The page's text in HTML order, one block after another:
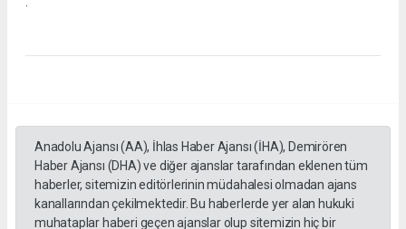
Anadolu Ajansı (AA), İhlas Haber Ajansı (İHA), Demirören
Haber Ajansı (DHA) ve diğer ajanslar tarafından eklenen tüm
haberler, sitemizin editörlerinin müdahalesi olmadan ajans
kanallarından çekilmektedir. Bu haberlerde yer alan hukuki
muhataplar haberi geçen ajanslar olup sitemizin hiç bir